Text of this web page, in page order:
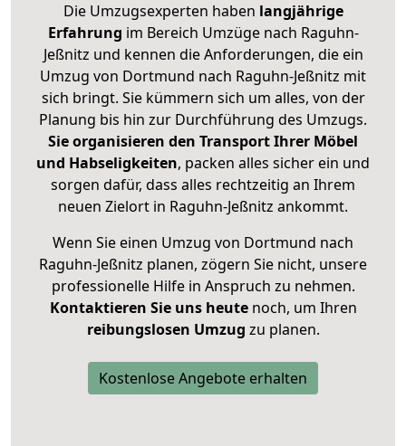
Die Umzugsexperten haben langjährige
Erfahrung im Bereich Umzüge nach Raguhn-
Jeßnitz und kennen die Anforderungen, die ein
Umzug von Dortmund nach Raguhn-Jeßnitz mit
sich bringt. Sie kümmern sich um alles, von der
Planung bis hin zur Durchführung des Umzugs.
Sie organisieren den Transport Ihrer Möbel
und Habseligkeiten, packen alles sicher ein und
sorgen dafür, dass alles rechtzeitig an Ihrem
neuen Zielort in Raguhn-Jeßnitz ankommt.
Wenn Sie einen Umzug von Dortmund nach
Raguhn-Jeßnitz planen, zögern Sie nicht, unsere
professionelle Hilfe in Anspruch zu nehmen.
Kontaktieren Sie uns heutenoch, um Ihren
reibungslosen Umzug zu planen.
Kostenlose Angebote erhalten